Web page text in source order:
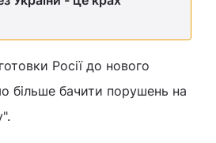
Росії до нового
більше бачити порушень на